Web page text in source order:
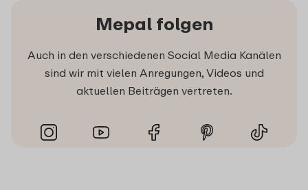
Mepal folgen
Auch in den verschiedenen Social Media Kanälen
sind wir mit vielen Anregungen, Videos und
aktuellen Beiträgen vertreten.